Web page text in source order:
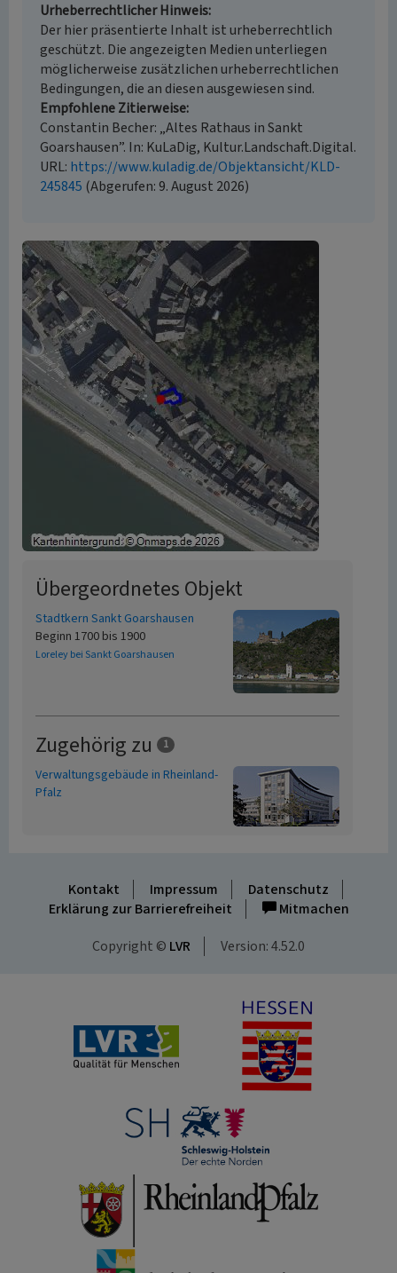
Urheberrechtlicher Hinweis
Der hier präsentierte Inhalt ist urheberrechtlich
geschützt. Die angezeigten Medien unterliegen
möglicherweise zusätzlichen urheberrechtlichen
Bedingungen, die an diesen ausgewiesen sind.
Empfohlene Zitierweise
Constantin Becher: „Altes Rathaus in Sankt
Goarshausen”. In: KuLaDig, Kultur.Landschaft.Digital.
URL: https://www.kuladig.de/Objektansicht/KLD-
245845 (Abgerufen: 9. August 2026)
Übergeordnetes Objekt
Stadtkern Sankt Goarshausen
Beginn 1700 bis 1900
Loreley bei Sankt Goarshausen
Zugehörig zu 1
Verwaltungsgebäude in Rheinland-
Pfalz
Kontakt Impressum
Datenschutz
Erklärung zur Barrierefreiheit
Mitmachen
Copyright © LVR Version: 4.52.0